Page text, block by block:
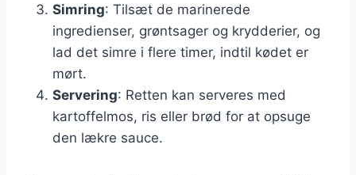
Simring: Tilsæt de marinerede
ingredienser, grøntsager og krydderier, og
lad det simre i flere timer, indtil kødet er
mørt.
Servering: Retten kan serveres med
kartoffelmos, ris eller brød for at opsuge
den lækre sauce.